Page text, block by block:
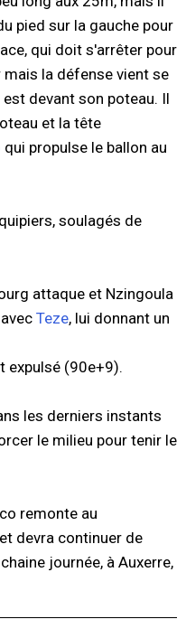
pied sur la gauche pour
qui doit s'arrêter pour
la défense vient se
devant son poteau. Il
et la tête
qui propulse le ballon au
soulagés de
attaque et Nzingoula
Teze, lui donnant un
expulsé (90e+9).
les derniers instants
le milieu pour tenir le
remonte au
devra continuer de
journée, à Auxerre,